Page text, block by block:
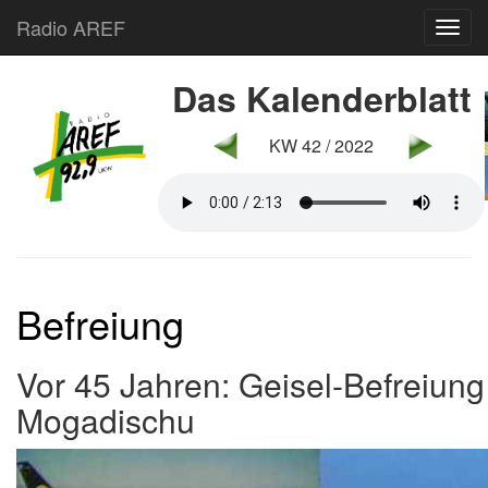
Radio AREF
Das Kalenderblatt
KW 42 / 2022
Befreiung
Vor 45 Jahren: Geisel-
Mogadischu